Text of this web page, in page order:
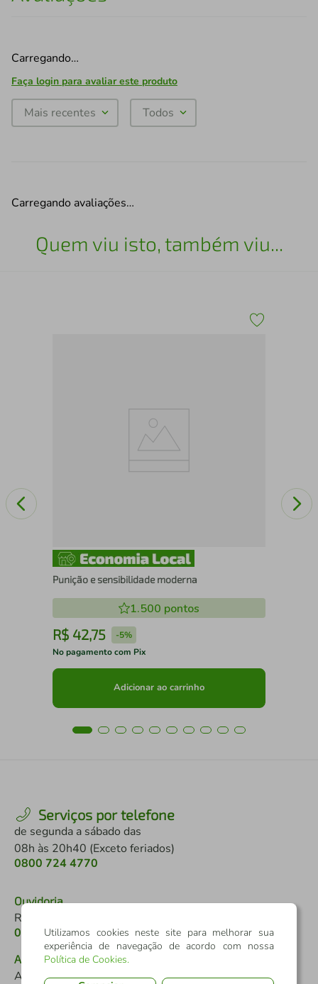
Carregando…
Faça login para avaliar este produto
Mais recentes Todos
Carregando avaliações…
Quem viu isto, também viu...
Punição e sensibilidade moderna
1.500 pontos
R$ 42,75 -5%
No pagamento com Pix
Adicionar ao carrinho
Serviços por telefone
de segunda a sábado das
08h às 20h40 (Exceto feriados)
0800 724 4770
Ouvidoria
Reclamações e denúncias
0800 646 2519
Atendimento a pessoas com deficiência
Auditivo ou de fala
Utilizamos cookies neste site para melhorar sua
experiência de navegação de acordo com nossa
Política de Cookies.